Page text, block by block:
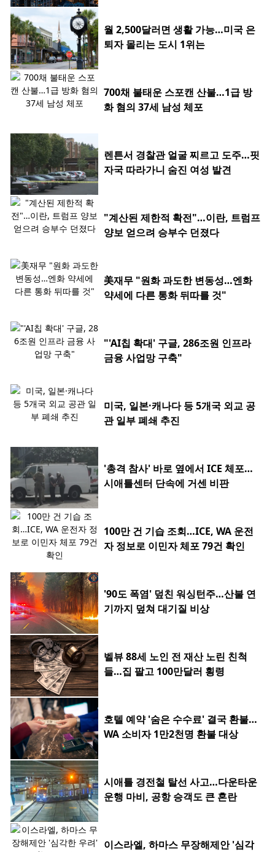
월 2,500달러면 생활 가능…미국 은
퇴자 몰리는 도시 1위는
700채 불태운 스포캔 산불…1급 방
화 혐의 37세 남성 체포
렌튼서 경찰관 얼굴 찌르고 도주…핏
자국 따라가니 숨진 여성 발견
"계산된 제한적 확전"…이란, 트럼프
양보 얻으려 승부수 던졌다
美재무 "원화 과도한 변동성…엔화
약세에 다른 통화 뒤따를 것"
"'AI칩 확대' 구글, 286조원 인프라
금융 사업망 구축"
미국, 일본·캐나다 등 5개국 외교 공
관 일부 폐쇄 추진
'총격 참사' 바로 옆에서 ICE 체포…
시애틀센터 단속에 거센 비판
100만 건 기습 조회…ICE, WA 운전
자 정보로 이민자 체포 79건 확인
'90도 폭염' 덮친 워싱턴주…산불 연
기까지 덮쳐 대기질 비상
벨뷰 88세 노인 전 재산 노린 친척
들…집 팔고 100만달러 횡령
호텔 예약 '숨은 수수료' 결국 환불…
WA 소비자 1만2천명 환불 대상
시애틀 경전철 탈선 사고…다운타운
운행 마비, 공항 승객도 큰 혼란
이스라엘, 하마스 무장해제안 '심각